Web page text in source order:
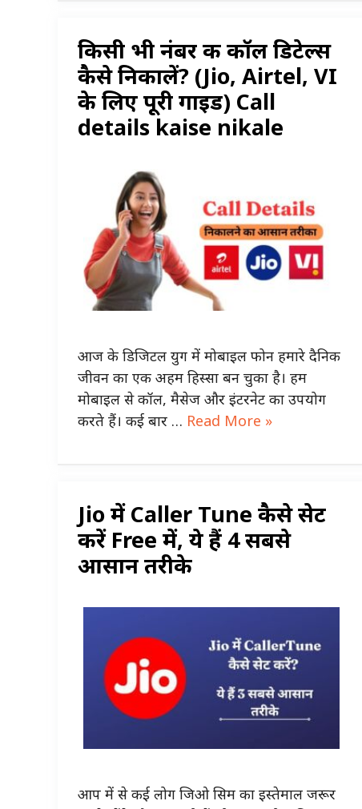
किसी भी नंबर की कॉल डिटेल्स
कैसे निकालें? (Jio, Airtel, VI
के लिए पूरी गाइड) Call
details kaise nikale
आज के डिजिटल युग में मोबाइल फोन हमारे दैनिक
जीवन का एक अहम हिस्सा बन चुका है। हम
मोबाइल से कॉल, मैसेज और इंटरनेट का उपयोग
करते हैं। कई बार … Read More »
Jio में Caller Tune कैसे सेट
करें Free में, ये हैं 4 सबसे
आसान तरीके
आप में से कई लोग जिओ सिम का इस्तेमाल जरूर